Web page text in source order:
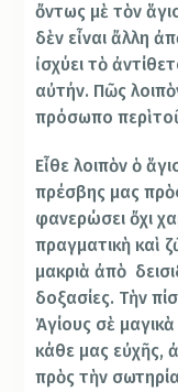
ὄντως μὲ τὸν
δὲν εἶναι ἄλλη
ἰσχύει τὸ
αὐτήν. Πῶς
πρόσωπο
Εἶθε λοιπὸν ὁ
πρέσβης μας
φανερώσει ὄχι
πραγματικὴ καὶ
μακριὰ ἀπὸ
δοξασίες. Τὴν
Ἁγίους σὲ
κάθε μας εὐχῆς,
πρὸς τὴν